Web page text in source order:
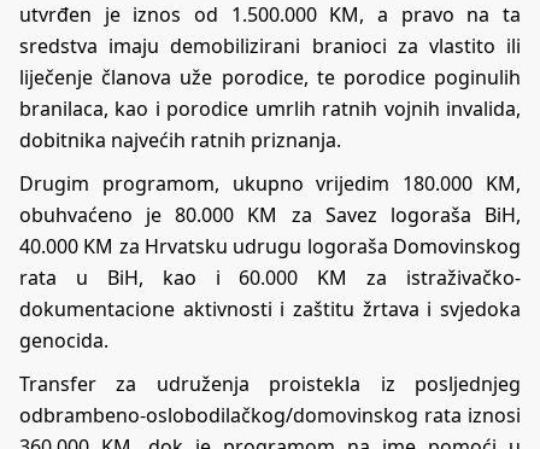
utvrđen je iznos od 1.500.000 KM, a pravo na ta
sredstva imaju demobilizirani branioci za vlastito ili
liječenje članova uže porodice, te porodice poginulih
branilaca, kao i porodice umrlih ratnih vojnih invalida,
dobitnika najvećih ratnih priznanja.
Drugim programom, ukupno vrijedim 180.000 KM,
obuhvaćeno je 80.000 KM za Savez logoraša BiH,
40.000 KM za Hrvatsku udrugu logoraša Domovinskog
rata u BiH, kao i 60.000 KM za istraživačko-
dokumentacione aktivnosti i zaštitu žrtava i svjedoka
genocida.
Transfer za udruženja proistekla iz posljednjeg
odbrambeno-oslobodilačkog/domovinskog rata iznosi